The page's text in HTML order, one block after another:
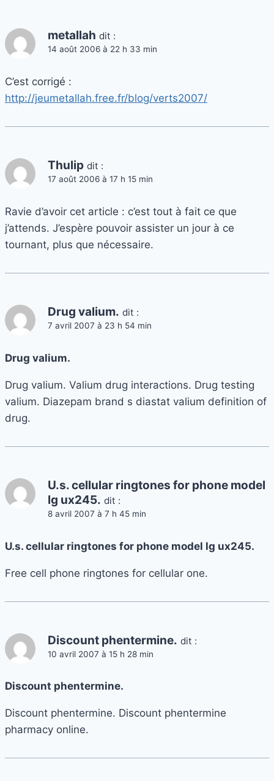
metallah dit :
14 août 2006 à 22 h 33 min
C’est corrigé :
http://jeumetallah.free.fr/blog/verts2007/
Thulip dit :
17 août 2006 à 17 h 15 min
Ravie d’avoir cet article : c’est tout à fait ce que
j’attends. J’espère pouvoir assister un jour à ce
tournant, plus que nécessaire.
Drug valium. dit :
7 avril 2007 à 23 h 54 min
Drug valium.
Drug valium. Valium drug interactions. Drug testing
valium. Diazepam brand s diastat valium definition of
drug.
U.s. cellular ringtones for phone model
lg ux245. dit :
8 avril 2007 à 7 h 45 min
U.s. cellular ringtones for phone model lg ux245.
Free cell phone ringtones for cellular one.
Discount phentermine. dit :
10 avril 2007 à 15 h 28 min
Discount phentermine.
Discount phentermine. Discount phentermine
pharmacy online.